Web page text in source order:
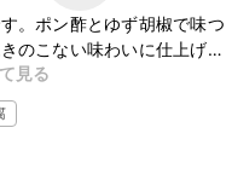
。ポン酢とゆず胡椒で味つ
のこない味わいに仕上げて
のおつまみにもおすすめで
見る